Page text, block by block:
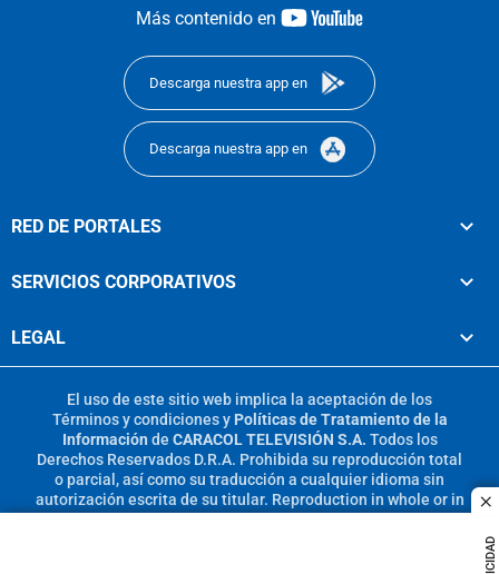
Más contenido en
youtube-
Descarga nuestra app en
Descarga nuestra app en
RED DE PORTALES
SERVICIOS CORPORATIVOS
LEGAL
El uso de este sitio web implica la aceptación de los
Términos y condicionesy Políticas de Tratamiento de la
Información de CARACOL TELEVISIÓN S.A. Todos los
Derechos Reservados D.R.A. Prohibida su reproducción total
o parcial, así como su traducción a cualquier idioma sin
autorización escrita de su titular. Reproduction in whole or in